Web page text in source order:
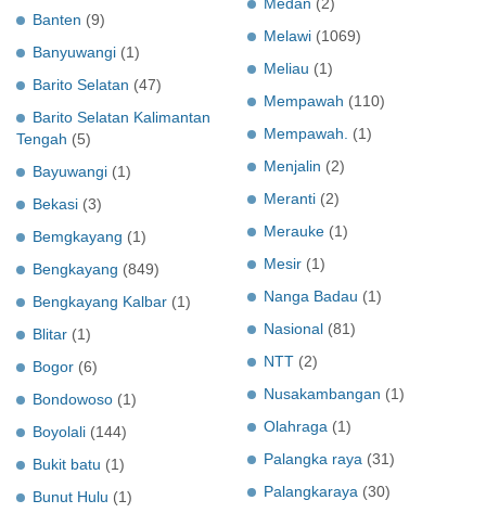
Banten (9)
Banyuwangi (1)
Barito Selatan (47)
Barito Selatan Kalimantan
Tengah (5)
Bayuwangi (1)
Bekasi (3)
Bemgkayang (1)
Bengkayang (849)
Bengkayang Kalbar (1)
Blitar (1)
Bogor (6)
Bondowoso (1)
Boyolali (144)
Bukit batu (1)
Bunut Hulu (1)
Melawi (1069)
Meliau (1)
Mempawah (110)
Mempawah.
(1)
Menjalin (2)
Meranti (2)
Merauke (1)
Mesir (1)
Nanga Badau (1)
Nasional (81)
NTT (2)
Nusakambangan (1)
Olahraga (1)
Palangka raya (31)
Palangkaraya (30)